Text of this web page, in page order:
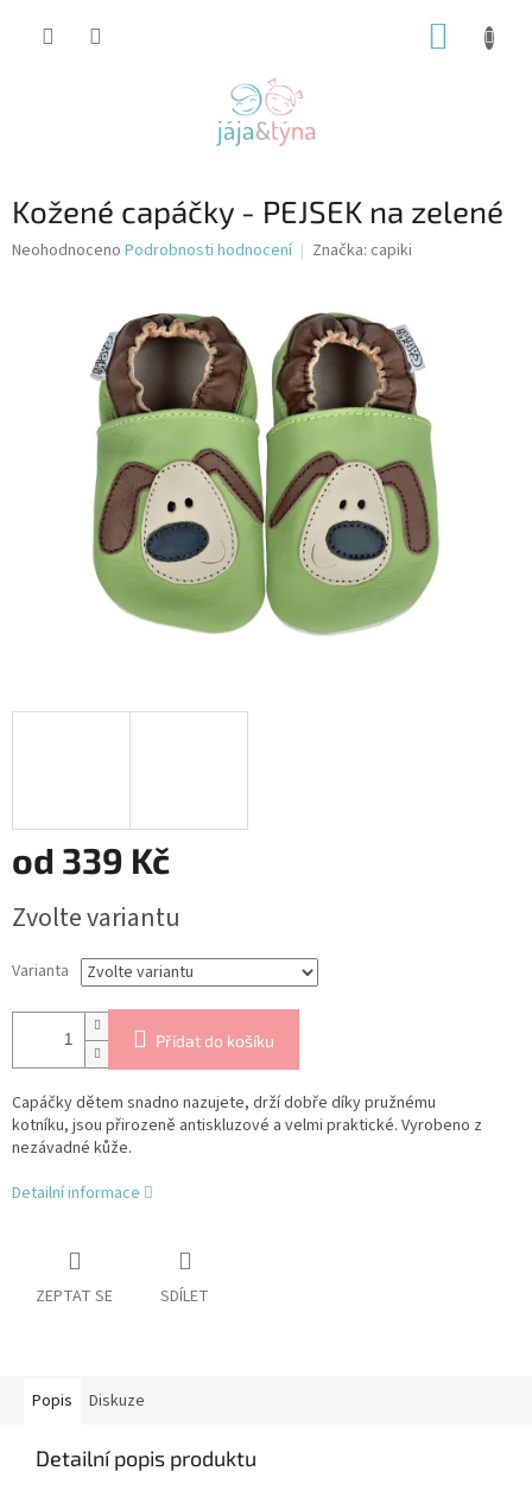
Kožené capáčky - PEJSEK na zelené
Průměrné
Neohodnoceno Podrobnosti hodnocení Značka: capiki
od 339 Kč
cena:
Zvolte variantu
Varianta
Přidat do košíku
Capáčky dětem snadno nazujete, drží dobře díky pružnému
kotníku, jsou přirozeně antiskluzové a velmi praktické. Vyrobeno z
nezávadné kůže.
Detailní informace
ZEPTAT SE SDÍLET
Popis Diskuze
Detailní popis produktu